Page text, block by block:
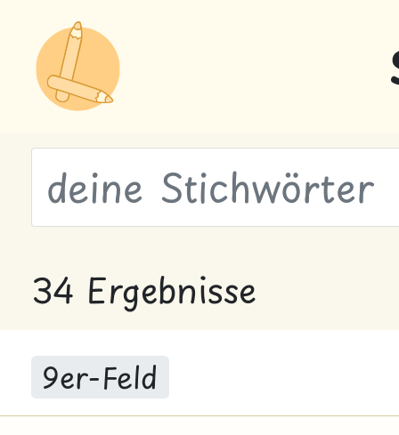
34 Ergebnisse
9er-Feld
wähle Labels